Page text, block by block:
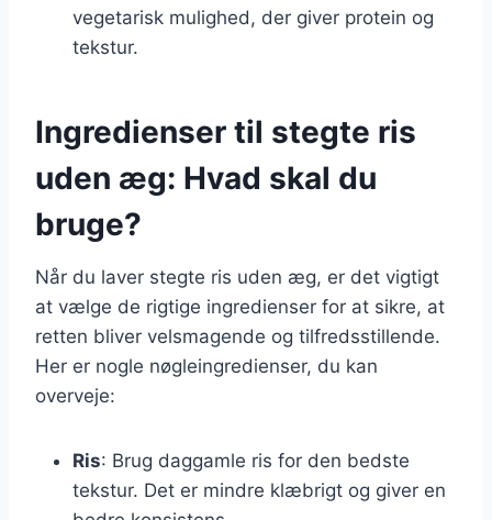
vegetarisk mulighed, der giver protein og
tekstur.
Ingredienser til stegte ris
uden æg: Hvad skal du
bruge?
Når du laver stegte ris uden æg, er det vigtigt
at vælge de rigtige ingredienser for at sikre, at
retten bliver velsmagende og tilfredsstillende.
Her er nogle nøgleingredienser, du kan
overveje:
Ris: Brug daggamle ris for den bedste
tekstur. Det er mindre klæbrigt og giver en